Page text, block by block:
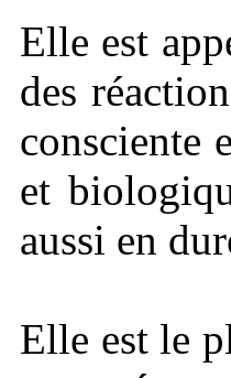
Elle est
des
consciente
et
aussi en
Elle est le